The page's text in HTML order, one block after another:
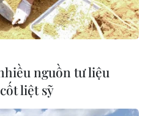
điểm” xe
Âu
nguồn tư liệu
liệt sỹ